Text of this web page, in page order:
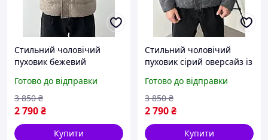
Стильний чоловічий
пуховик бежевий
пейслі, Турецькі зимовий
чоловічий пуховик
бежевого кольору без
капюшона
Готово до відправки
2 790₴
3 850 ₴
Купити
Стильний чоловічий
пуховик сірий оверсайз із
турецькі зимовий
чоловічий пуховик сірого
кольору без капюшона те
Готово до відправки
2 790₴
3 850 ₴
Купити